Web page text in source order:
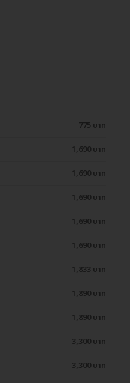
775 บาท
1,690 บาท
1,690 บาท
1,690 บาท
1,690 บาท
1,690 บาท
1,833 บาท
1,890 บาท
1,890 บาท
3,300 บาท
3,300 บาท